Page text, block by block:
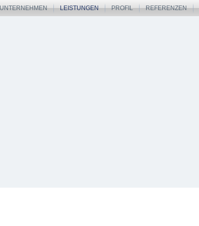
UNTERNEHMEN LEISTUNGEN PROFIL REFERENZEN